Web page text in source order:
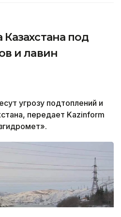
заявили о возбуждении
схода лавины
человека из-под
ЧП
под